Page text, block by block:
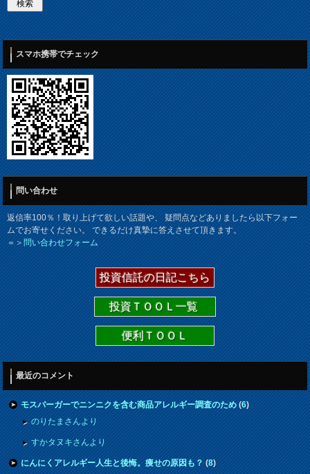
スマホ携帯でチェック
問い合わせ
返信率100％！取り上げて欲しい話題や、 疑問点などありましたら以下フォー
ムでお寄せください。 できるだけ真摯に答えさせて頂きます。
＝＞問い合わせフォーム
投資信託の日記こちら
投資ＴＯＯＬ一覧
便利ＴＯＯＬ
最近のコメント
モスバーガーでニンニクを含む商品アレルギー調査のため(6)
のりたまさんより
すかタヌキさんより
にんにくアレルギー人生と後悔。痩せの原因も？(8)